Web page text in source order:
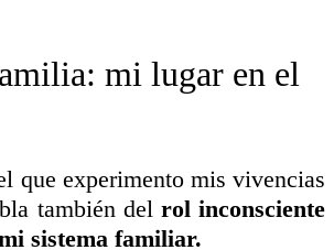
mi lugar en el
que experimento mis vivencias
también del rol inconsciente
sistema familiar.